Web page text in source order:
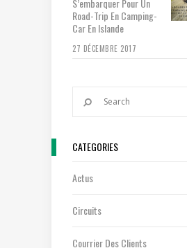
S’embarquer Pour Un
Road-Trip En Camping-
Car En Islande
27 DÉCEMBRE 2017
CATEGORIES
Actus
Circuits
Courrier Des Clients